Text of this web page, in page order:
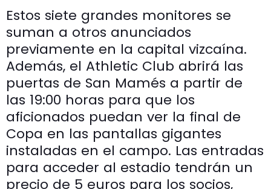
Estos siete grandes monitores se
suman a otros anunciados
previamente en la capital vizcaína.
Además, el Athletic Club abrirá las
puertas de San Mamés a partir de
las 19:00 horas para que los
aficionados puedan ver la final de
Copa en las pantallas gigantes
instaladas en el campo. Las entradas
para acceder al estadio tendrán un
precio de 5 euros para los socios,